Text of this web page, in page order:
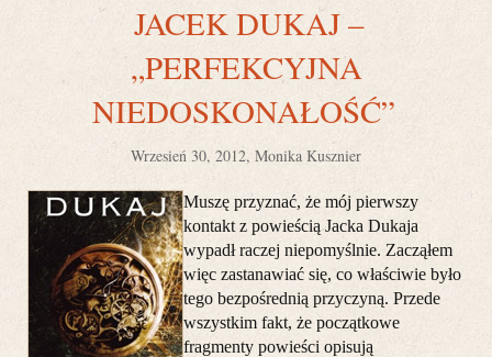
JACEK DUKAJ –
„PERFEKCYJNA
NIEDOSKONAŁOŚĆ”
Wrzesień 30, 2012, Monika Kusznier
Muszę przyznać, że mój pierwszy
kontakt z powieścią Jacka Dukaja
wypadł raczej niepomyślnie. Zacząłem
więc zastanawiać się, co właściwie było
tego bezpośrednią przyczyną. Przede
wszystkim fakt, że początkowe
fragmenty powieści opisują